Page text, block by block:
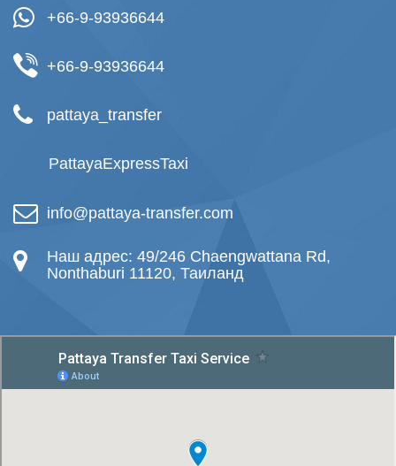
+66-9-93936644
+66-9-93936644
pattaya_transfer
PattayaExpressTaxi
info@pattaya-transfer.com
Наш адрес: 49/246 Chaengwattana Rd,
Nonthaburi 11120, Таиланд